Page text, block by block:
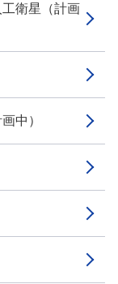
衛星（計画
中）